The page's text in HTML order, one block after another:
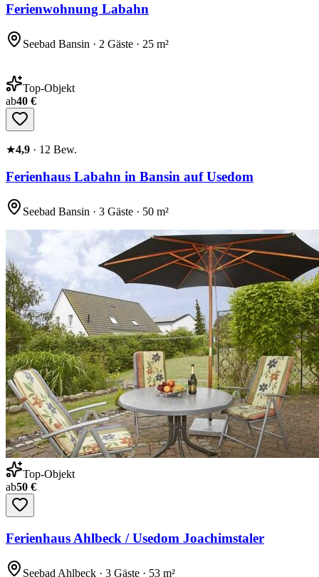
Ferienwohnung Labahn
Seebad Bansin · 2 Gäste · 25 m²
Top-Objekt
ab40 €
★4,9 · 12 Bew.
Ferienhaus Labahn in Bansin auf Usedom
Seebad Bansin · 3 Gäste · 50 m²
Top-Objekt
ab50 €
Ferienhaus Ahlbeck / Usedom Joachimstaler
Seebad Ahlbeck · 3 Gäste · 53 m²